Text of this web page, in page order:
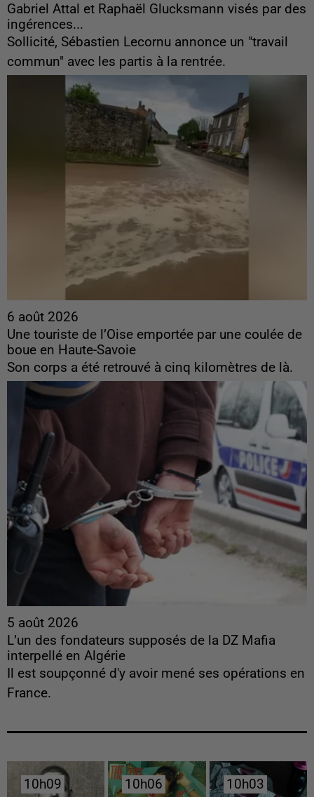
Gabriel Attal et Raphaël Glucksmann visés par des
ingérences...
Sollicité, Sébastien Lecornu annonce un "travail
commun" avec les partis à la rentrée.
6 août 2026
Une touriste de l’Oise emportée par une coulée de
boue en Haute-Savoie
Son corps a été retrouvé à cinq kilomètres de là.
5 août 2026
L’un des fondateurs supposés de la DZ Mafia
interpellé en Algérie
Il est soupçonné d'y avoir mené ses opérations en
France.
10h09
10h09 10h06
10h06 10h03
10h03